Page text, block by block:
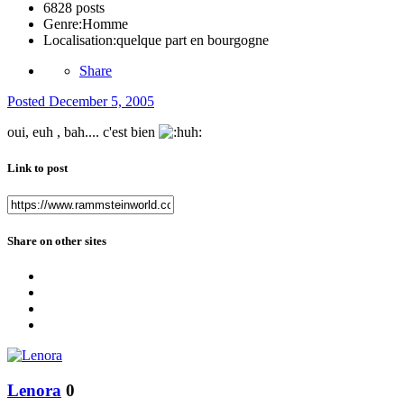
6828 posts
Genre:Homme
Localisation:quelque part en bourgogne
Share
Posted December 5, 2005
oui, euh , bah.... c'est bien
Link to post
Share on other sites
Lenora 0